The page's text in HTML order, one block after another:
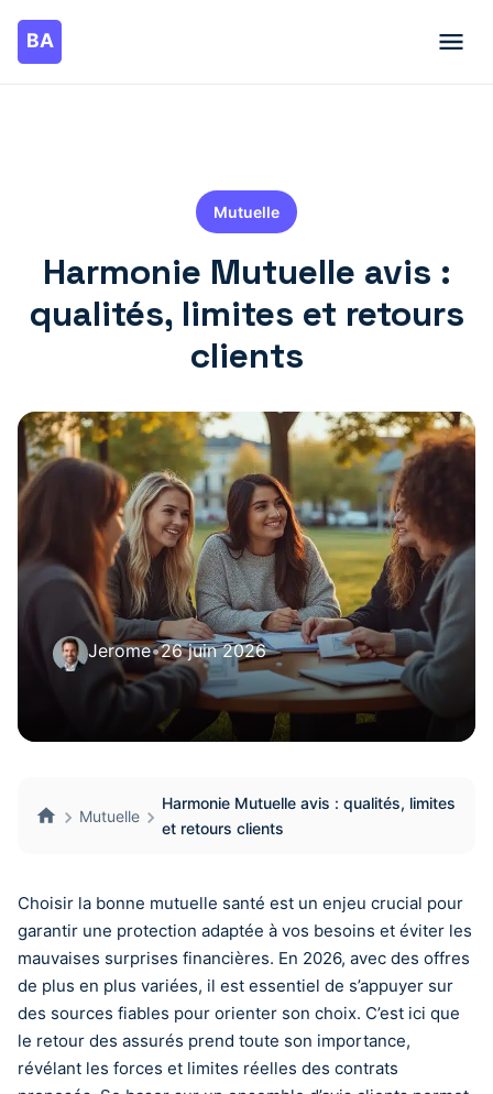
Mutuelle
Harmonie Mutuelle avis :
qualités, limites et retours
clients
Jerome•26 juin 2026
Mutuelle
Harmonie Mutuelle avis : qualités, limites
et retours clients
Choisir la bonne mutuelle santé est un enjeu crucial pour
garantir une protection adaptée à vos besoins et éviter les
mauvaises surprises financières. En 2026, avec des offres
de plus en plus variées, il est essentiel de s’appuyer sur
des sources fiables pour orienter son choix. C’est ici que
le retour des assurés prend toute son importance,
révélant les forces et limites réelles des contrats